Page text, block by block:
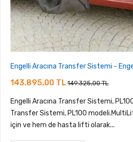
Engelli Aracına Transfer Sistemi -
143.895,00 TL 149.325,00 TL
Engelli Aracına Transfer Sistemi,
Transfer Sistemi, PL100
için ve hem de hasta lifti olarak...